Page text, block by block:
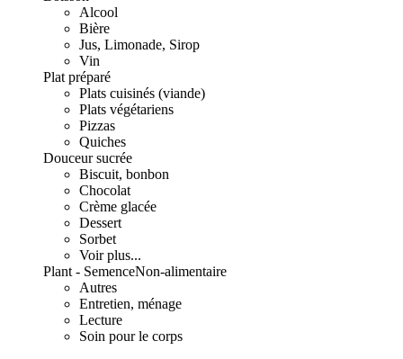
Alcool
Bière
Jus, Limonade, Sirop
Vin
Plat préparé
Plats cuisinés (viande)
Plats végétariens
Pizzas
Quiches
Douceur sucrée
Biscuit, bonbon
Chocolat
Crème glacée
Dessert
Sorbet
Voir plus...
Plant - SemenceNon-alimentaire
Autres
Entretien, ménage
Lecture
Soin pour le corps